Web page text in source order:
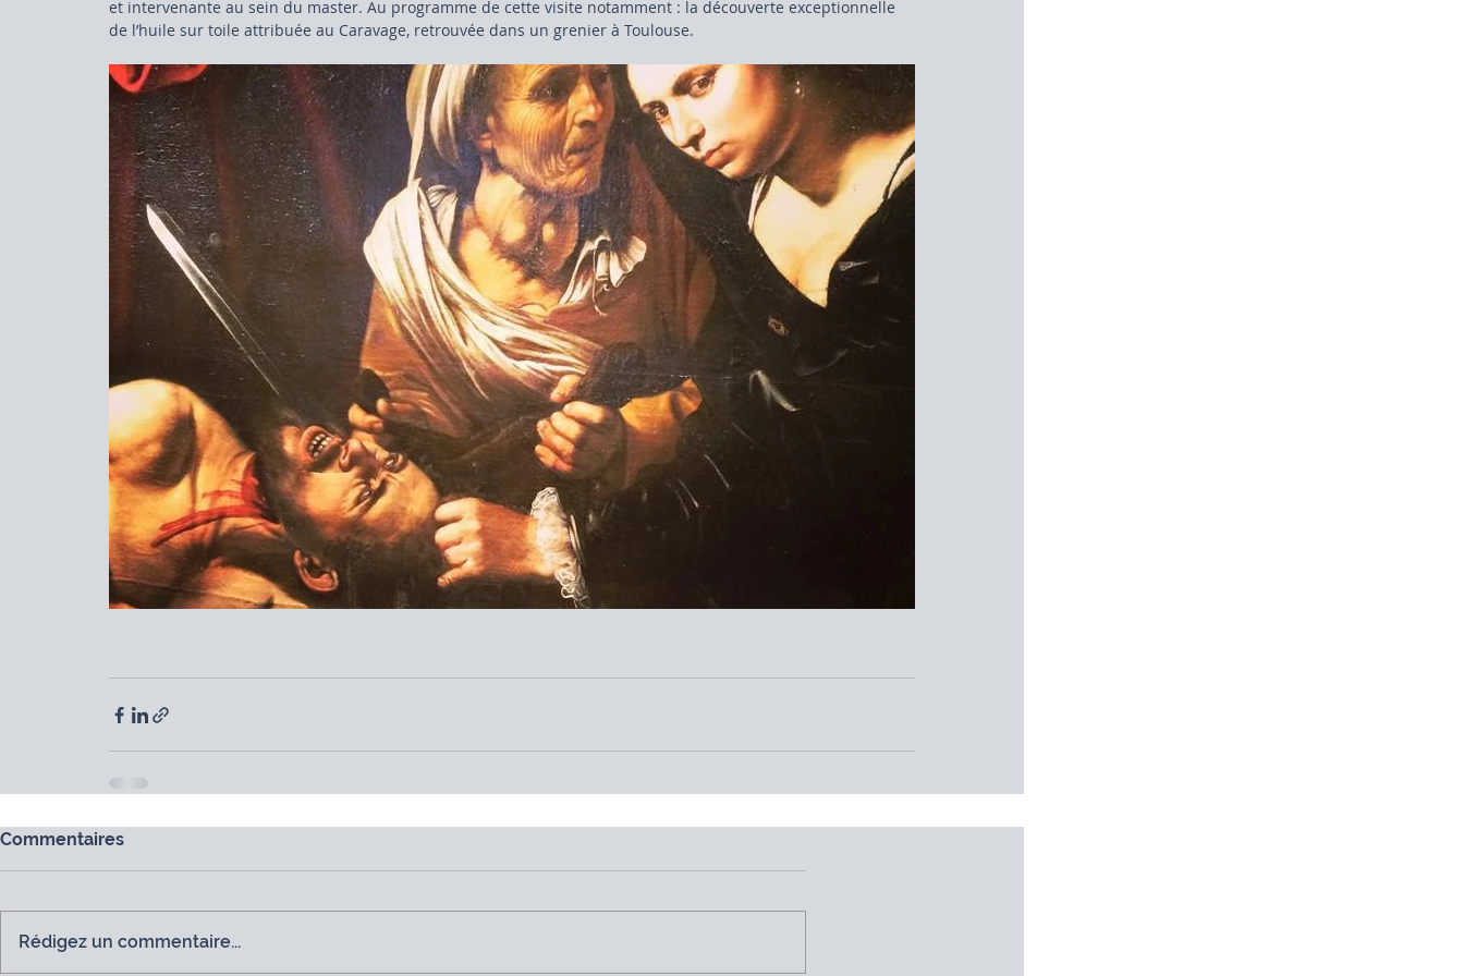
Droit du marché de l'art
et intervenante au sein du master. Au programme de cette visite notamment : la découverte exceptionnelle
de l’huile sur toile attribuée au Caravage, retrouvée dans un grenier à Toulouse.
Commentaires
Rédigez un commentaire...